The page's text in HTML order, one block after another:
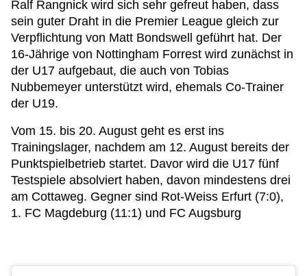
Ralf Rangnick wird sich sehr gefreut haben, dass
sein guter Draht in die Premier League gleich zur
Verpflichtung von Matt Bondswell geführt hat. Der
16-Jährige von Nottingham Forrest wird zunächst in
der U17 aufgebaut, die auch von Tobias
Nubbemeyer unterstützt wird, ehemals Co-Trainer
der U19.
Vom 15. bis 20. August geht es erst ins
Trainingslager, nachdem am 12. August bereits der
Punktspielbetrieb startet. Davor wird die U17 fünf
Testspiele absolviert haben, davon mindestens drei
am Cottaweg. Gegner sind Rot-Weiss Erfurt (7:0),
1. FC Magdeburg (11:1) und FC Augsburg